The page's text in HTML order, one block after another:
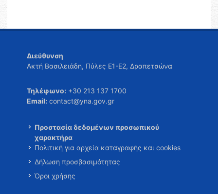
Διεύθυνση
Ακτή Βασιλειάδη, Πύλες Ε1-Ε2, Δραπετσώνα
Τηλέφωνο: +30 213 137 1700
Email: contact@yna.gov.gr
Προστασία δεδομένων προσωπικού
χαρακτήρα
Πολιτική για αρχεία καταγραφής και cookies
Δήλωση προσβασιμότητας
Όροι χρήσης